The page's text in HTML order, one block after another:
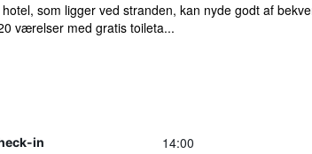
som ligger ved stranden, kan nyde godt af
værelser med gratis toileta...
in 14:00